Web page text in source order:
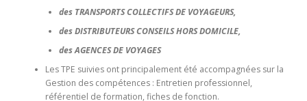
des TRANSPORTS COLLECTIFS DE VOYAGEURS,
des DISTRIBUTEURS CONSEILS HORS DOMICILE,
des AGENCES DE VOYAGES
Les TPE suivies ont principalement été accompagnées sur la
Gestion des compétences : Entretien professionnel,
référentiel de formation, fiches de fonction.